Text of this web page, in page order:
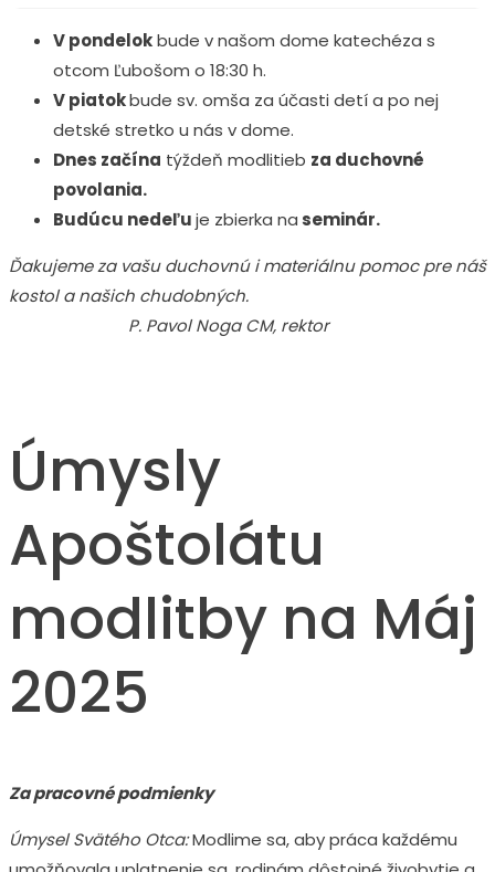
V pondelokbude v našom dome katechéza s
otcom Ľubošom o 18:30 h.
V piatokbude sv. omša za účasti detí a po nej
detské stretko u nás v dome.
Dnes začína týždeň modlitieb za duchovné
povolania.
Budúcu nedeľuje zbierka na seminár.
Ďakujeme za vašu duchovnú i materiálnu pomoc pre náš
kostol a našich chudobných.
P. Pavol Noga CM, rektor
Úmysly
Apoštolátu
modlitby na Máj
2025
Za pracovné podmienky
Úmysel Svätého Otca:Modlime sa, aby práca každému